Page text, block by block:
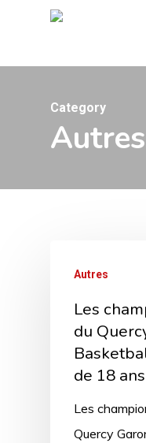
main
Category
Autres
Autres
Les
du
de 18 ans
Les
Quercy